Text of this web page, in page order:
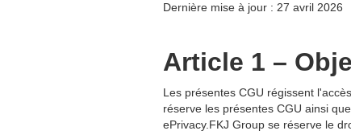
Dernière mise à jour : 27 avril 2026
Article 1 –
Les présentes CGU régissent
réserve les présentes CGU ainsi
ePrivacy.FKJ Group se réserve le